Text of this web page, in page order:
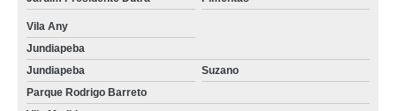
concretagem de vigas Guararema
concretagem para piso preço Ponte Rasa
concretagem de escada Mandaqui
onde encontro concretagem de laje Ermelino Matarazzo
Vila Any
Jundiapeba
Jundiapeba
Suzano
Parque Rodrigo Barreto